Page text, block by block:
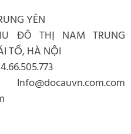
YÊN
ĐÔ THỊ NAM TRUNG
TỔ, HÀ NỘI